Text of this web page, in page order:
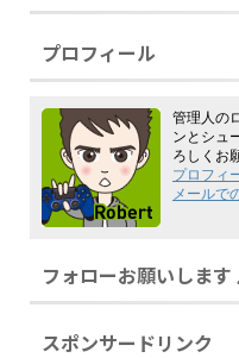
プロフィール
管理人の
ンとシュ
ろしくお
プロフィ
メールで
フォローお願いします
スポンサードリンク